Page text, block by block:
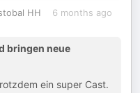
HH 6 months ago
bringen neue
ein super Cast.